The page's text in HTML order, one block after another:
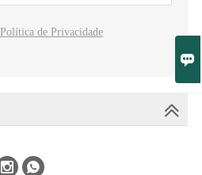

Política de Privacidade
 